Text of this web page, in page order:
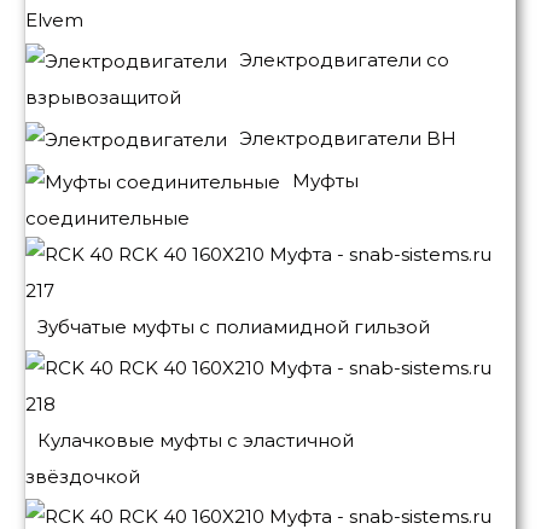
Elvem
Электродвигатели со
взрывозащитой
Электродвигатели BH
Муфты
соединительные
Зубчатые муфты с полиамидной гильзой
Кулачковые муфты с эластичной
звёздочкой